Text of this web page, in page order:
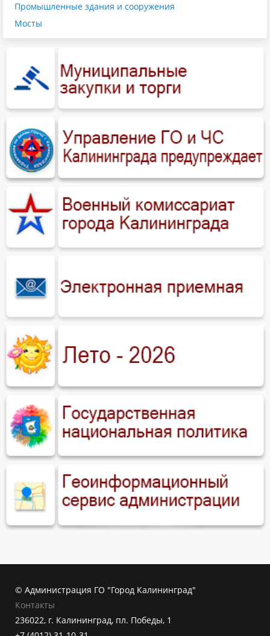
Промышленные здания и сооружения
Мосты
© Администрация ГО "Город Калининград"
Контакты
236022, г. Калининград, пл. Победы, 1